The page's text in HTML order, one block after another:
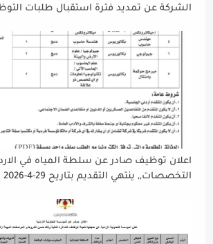
الشركة عن تمديد فترة استقبال طلبات
إتاحة الفرصة الكافية أمام الجميع لاستكمال
اعلان توظيف صادر عن سلطة المياه في
التخصصات,, ينتهي التقديم بتاريح 29-4-2026